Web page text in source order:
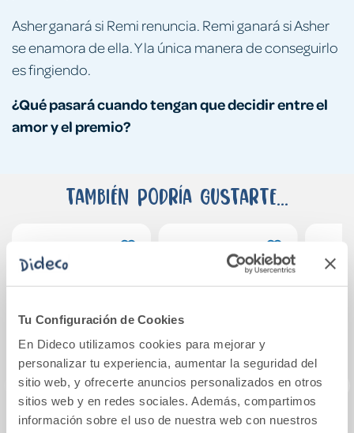
Tu Configuración de Cookies
En Dideco utilizamos cookies para mejorar y
personalizar tu experiencia, aumentar la seguridad del
sitio web, y ofrecerte anuncios personalizados en otros
sitios web y en redes sociales. Además, compartimos
información sobre el uso de nuestra web con nuestros
Asher ganará si Remi renuncia. Remi ganará si Asher
se enamora de ella. Y la única manera de conseguirlo
es fingiendo.
¿Qué pasará cuando tengan que decidir entre el
amor y el premio?
También podría gustarte...